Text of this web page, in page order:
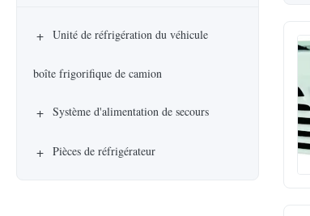
+ Unité de réfrigération du véhicule
boîte frigorifique de camion
+ Système d'alimentation de secours
+ Pièces de réfrigérateur